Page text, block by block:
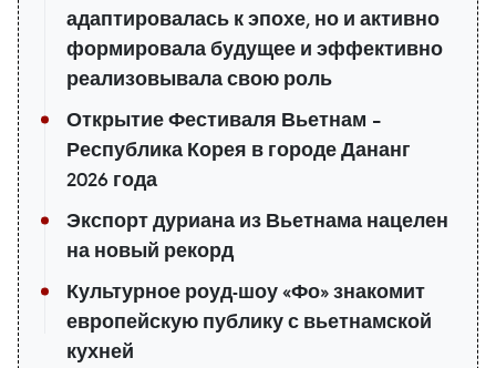
адаптировалась к эпохе, но и активно
формировала будущее и эффективно
реализовывала свою роль
Открытие Фестиваля Вьетнам –
Республика Корея в городе Дананг
2026 года
Экспорт дуриана из Вьетнама нацелен
на новый рекорд
Культурное роуд-шоу «Фо» знакомит
европейскую публику с вьетнамской
кухней